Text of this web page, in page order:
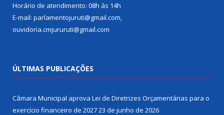
Horário de atendimento: 08h às 14h
E-mail: parlamentojuruti@gmail.com,
ouvidoria.cmjururuti@gmail.com
ÚLTIMAS PUBLICAÇÕES
Câmara Municipal aprova Lei de Diretrizes Orçamentárias para o
exercício financeiro de 202723 de junho de 2026